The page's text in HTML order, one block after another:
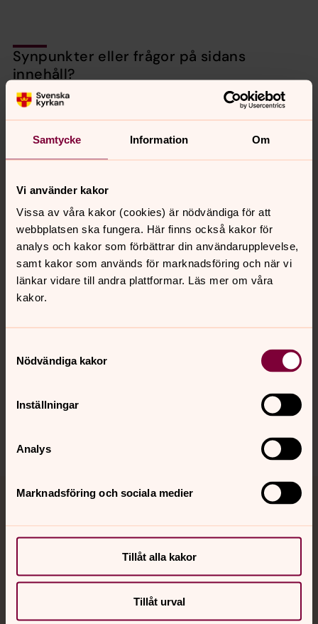
Samtycke Information Om
Vi använder kakor
Vissa av våra kakor (cookies) är nödvändiga för att
webbplatsen ska fungera. Här finns också kakor för
analys och kakor som förbättrar din användarupplevelse,
samt kakor som används för marknadsföring och när vi
länkar vidare till andra plattformar. Läs mer om våra
kakor.
Nödvändiga kakor
Inställningar
Analys
Marknadsföring och sociala medier
Tillåt alla kakor
Tillåt urval
Synpunkter eller frågor på sidans
innehåll?
nora.tarnsjo.forsamling@svenskakyrkan.se
Dela
Tillbaka till toppen
Tillbaka till innehållet
Kontakt
Kalender
Sociala kanaler
Akut samtals- och krisstöd. Prata eller chatta anonymt
med en präst på kvällar och nätter.
Digitalt brev